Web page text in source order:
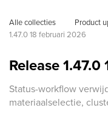
Alle collecties Product
1.47.0 18 februari 2026
Release
Status-workflow
materiaalselectie,